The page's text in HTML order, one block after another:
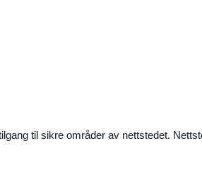
til sikre områder av nettstedet.